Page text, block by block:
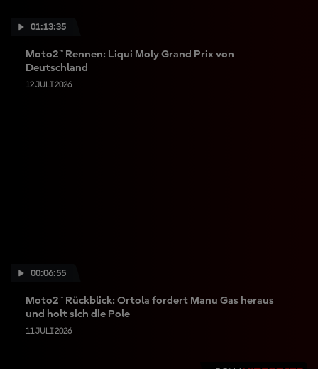
01:13:35
Moto2™ Rennen: Liqui Moly Grand Prix von
Deutschland
12 JULI 2026
00:06:55
Moto2™ Rückblick: Ortola fordert Manu Gas heraus
und holt sich die Pole
11 JULI 2026